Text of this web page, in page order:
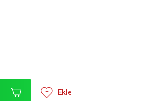
Ekle